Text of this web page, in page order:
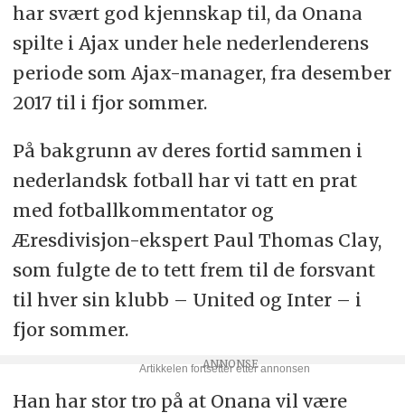
har svært god kjennskap til, da Onana
spilte i Ajax under hele nederlenderens
periode som Ajax-manager, fra desember
2017 til i fjor sommer.
På bakgrunn av deres fortid sammen i
nederlandsk fotball har vi tatt en prat
med fotballkommentator og
Æresdivisjon-ekspert Paul Thomas Clay,
som fulgte de to tett frem til de forsvant
til hver sin klubb – United og Inter – i
fjor sommer.
Han har stor tro på at Onana vil være